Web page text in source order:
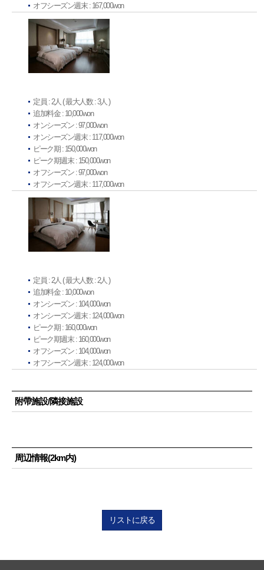
オフシーズン週末 : 167,000won
定員 : 2人 ( 最大人数 : 3人 )
追加料金 : 10,000won
オンシーズン : 97,000won
オンシーズン週末 : 117,000won
ピーク期 : 150,000won
ピーク期週末 : 150,000won
オフシーズン : 97,000won
オフシーズン週末 : 117,000won
定員 : 2人 ( 最大人数 : 2人 )
追加料金 : 10,000won
オンシーズン : 104,000won
オンシーズン週末 : 124,000won
ピーク期 : 160,000won
ピーク期週末 : 160,000won
オフシーズン : 104,000won
オフシーズン週末 : 124,000won
附帶施設/隣接施設
周辺情報(2km内)
リストに戻る